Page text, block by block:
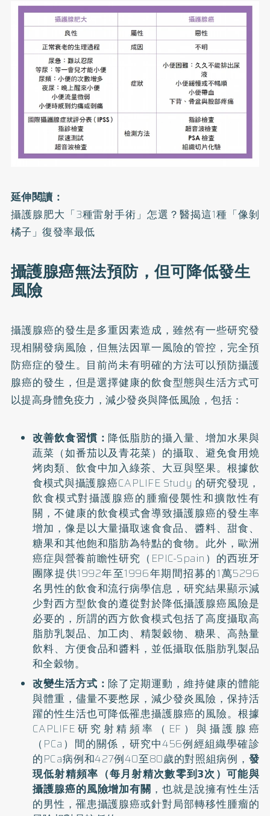
延伸閱讀：
攝護腺肥大「3種雷射手術」怎選？醫揭這1種「像剝
橘子」復發率最低
攝護腺癌無法預防，但可降低發生
風險
攝護腺癌的發生是多重因素造成，雖然有一些研究發
現相關發病風險，但無法因單一風險的管控，完全預
防癌症的發生。目前尚未有明確的方法可以預防攝護
腺癌的發生，但是選擇健康的飲食型態與生活方式可
以提高身體免疫力，減少發炎與降低風險，包括：
改善飲食習慣： 降低脂肪的攝入量、增加水果與
蔬菜（如番茄以及青花菜）的攝取、避免食用燒
烤肉類、飲食中加入綠茶、大豆與堅果。根據飲
食模式與攝護腺癌CAPLIFE Study 的研究發現，
飲食模式對攝護腺癌的腫瘤侵襲性和擴散性有
關，不健康的飲食模式會導致攝護腺癌的發生率
增加，像是以大量攝取速食食品、醬料、甜食、
糖果和其他飽和脂肪為特點的食物。此外，歐洲
癌症與營養前瞻性研究（EPIC-Spain）的西班牙
團隊提供1992年至1996年期間招募的1萬5296
名男性的飲食和流行病學信息，研究結果顯示減
少對西方型飲食的遵從對於降低攝護腺癌風險是
必要的，所謂的西方飲食模式包括了高度攝取高
脂肪乳製品、加工肉、精製穀物、糖果、高熱量
飲料、方便食品和醬料，並低攝取低脂肪乳製品
和全穀物。
改變生活方式： 除了定期運動，維持健康的體能
與體重，儘量不要憋尿，減少發炎風險，保持活
躍的性生活也可降低罹患攝護腺癌的風險。根據
CAPLIFE研究射精頻率（EF）與攝護腺癌
（PCa）間的關係，研究中456例經組織學確診
的PCa病例和427例40至80歲的對照組病例， 發
現低射精頻率（每月射精次數零到3次）可能與
攝護腺癌的風險增加有關 ，也就是說擁有性生活
的男性，罹患攝護腺癌或針對局部轉移性腫瘤的